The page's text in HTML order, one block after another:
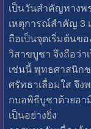
เป็นวันสำคัญทางพ
เหตุการณ์สำคัญ 3
ถือเป็นจุดเริ่มต้นข
วิสาขบูชา จึงถือว่
เช่นนี้ พุทธศาสนิก
ศรัทธาเลื่อมใส จึง
กบอพิธีบูชาด้วยอา
เป็นอย่างยิ่ง